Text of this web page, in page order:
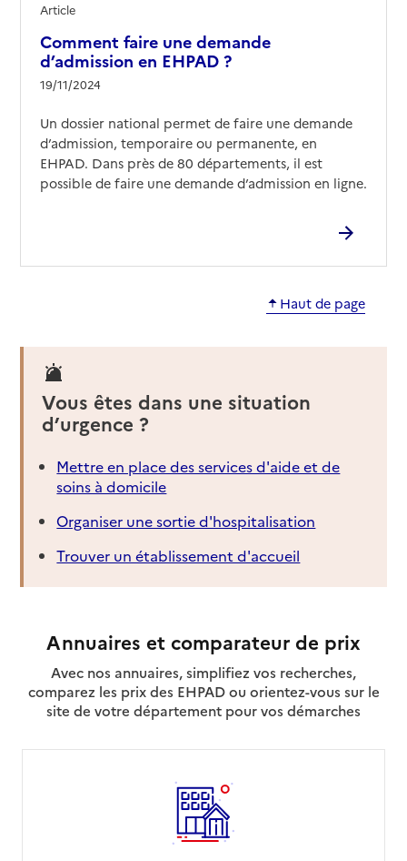
Comment faire une demande
d’admission en EHPAD ?
19/11/2024
Article
Un dossier national permet de faire une demande
d’admission, temporaire ou permanente, en
EHPAD. Dans près de 80 départements, il est
possible de faire une demande d’admission en ligne.
Haut de page
Vous êtes dans une situation
d’urgence ?
Mettre en place des services d'aide et de
soins à domicile
Organiser une sortie d'hospitalisation
Trouver un établissement d'accueil
Annuaires et comparateur de prix
Avec nos annuaires, simplifiez vos recherches,
comparez les prix des EHPAD ou orientez-vous sur le
site de votre département pour vos démarches